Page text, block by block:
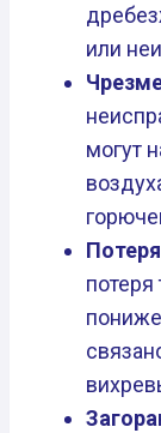
или
могут
потеря